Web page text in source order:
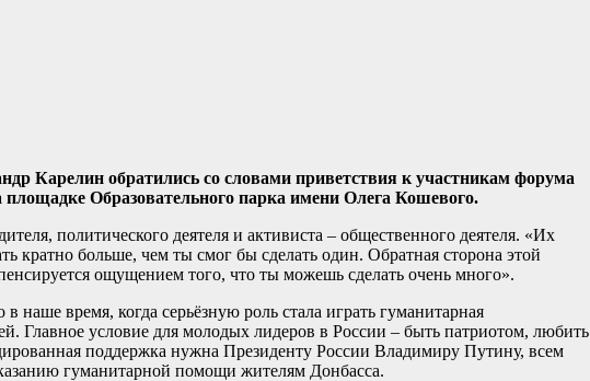
Карелин обратились со словами приветствия к участникам форума
Образовательного парка имени Олега Кошевого.
политического деятеля и активиста – общественного деятеля. «Их
кратно больше, чем ты смог бы сделать один. Обратная сторона этой
ощущением того, что ты можешь сделать очень много».
время, когда серьёзную роль стала играть гуманитарная
Главное условие для молодых лидеров в России – быть патриотом, любить
поддержка нужна Президенту России Владимиру Путину, всем
гуманитарной помощи жителям Донбасса.